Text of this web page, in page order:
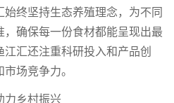
终坚持生态养殖理念，为不同
确保每一份食材都能呈现出最
汇还注重科研投入和产品创
场竞争力。
乡村振兴